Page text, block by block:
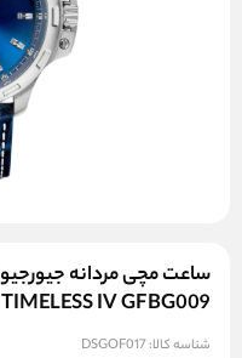
TIMELESS IV GFBG009
شناسه کالا: DSGOF017